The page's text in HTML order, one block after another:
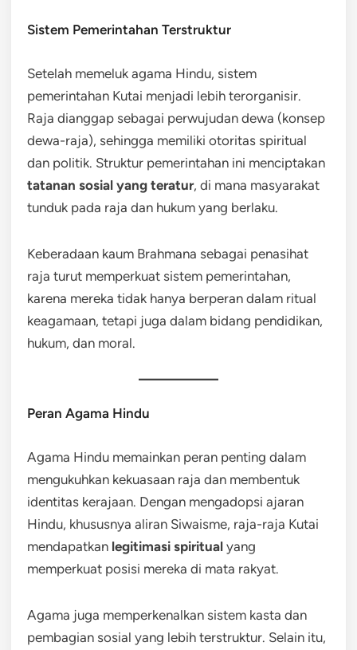
Sistem Pemerintahan Terstruktur
Setelah memeluk agama Hindu, sistem
pemerintahan Kutai menjadi lebih terorganisir.
Raja dianggap sebagai perwujudan dewa (konsep
dewa-raja), sehingga memiliki otoritas spiritual
dan politik. Struktur pemerintahan ini menciptakan
tatanan sosial yang teratur, di mana masyarakat
tunduk pada raja dan hukum yang berlaku.
Keberadaan kaum Brahmana sebagai penasihat
raja turut memperkuat sistem pemerintahan,
karena mereka tidak hanya berperan dalam ritual
keagamaan, tetapi juga dalam bidang pendidikan,
hukum, dan moral.
Peran Agama Hindu
Agama Hindu memainkan peran penting dalam
mengukuhkan kekuasaan raja dan membentuk
identitas kerajaan. Dengan mengadopsi ajaran
Hindu, khususnya aliran Siwaisme, raja-raja Kutai
mendapatkan legitimasi spiritual yang
memperkuat posisi mereka di mata rakyat.
Agama juga memperkenalkan sistem kasta dan
pembagian sosial yang lebih terstruktur. Selain itu,